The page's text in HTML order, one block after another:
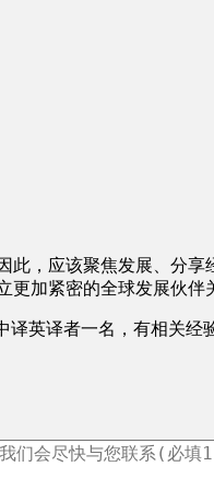
此，应该聚焦发展、分
更加紧密的全球发展伙伴
译英译者一名，有相关经